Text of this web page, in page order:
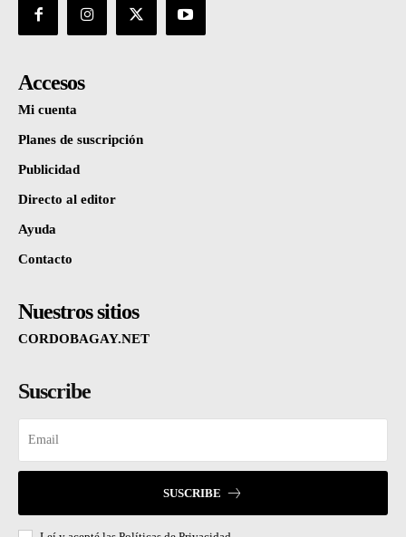
Accesos
Mi cuenta
Planes de suscripción
Publicidad
Directo al editor
Ayuda
Contacto
Nuestros sitios
CORDOBAGAY.NET
Suscribe
SUSCRIBE